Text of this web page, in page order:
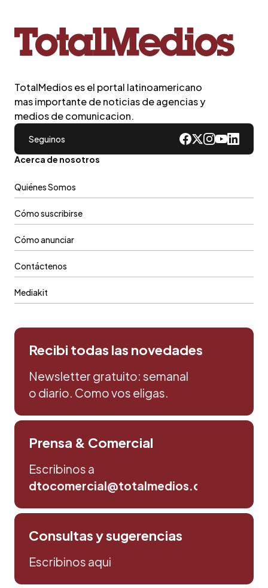
TotalMedios es el portal latinoamericano
mas importante de noticias de agencias y
medios de comunicacion.
Seguinos
Acerca de nosotros
Quiénes Somos
Cómo suscribirse
Cómo anunciar
Contáctenos
Mediakit
Recibi todas las novedades
Newsletter gratuito: semanal
o diario. Como vos eligas.
Prensa & Comercial
Escribinos a
dtocomercial@totalmedios.com
Consultas y sugerencias
Escribinos aqui